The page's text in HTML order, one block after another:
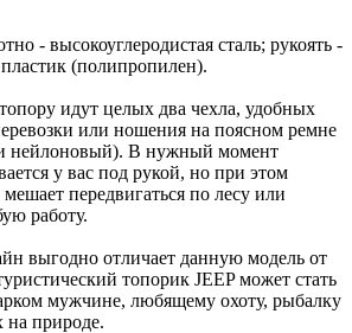
- высокоуглеродистая сталь; рукоять -
(полипропилен).
идут целых два чехла, удобных
или ношения на поясном ремне
нейлоновый). В нужный момент
у вас под рукой, но при этом
передвигаться по лесу или
работу.
выгодно отличает данную модель от
топорик JEEP может стать
мужчине, любящему охоту, рыбалку
на природе.